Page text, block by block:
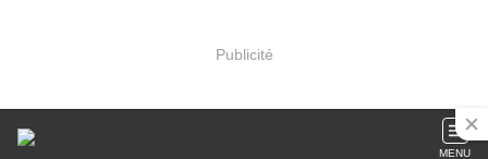
Publicité
MENU